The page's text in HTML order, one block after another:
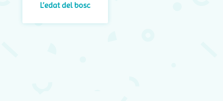
L’edat del bosc